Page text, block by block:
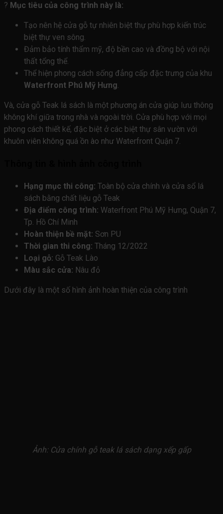
? Mục tiêu của công trình này là:
Tạo nên hệ cửa gỗ tự nhiên biệt thự phù hợp kiến trúc
biệt thự ven sông.
Đảm bảo tính thẩm mỹ, độ bền cao và đồng bộ với nội
thất tổng thể.
Thể hiện phong cách sống đẳng cấp đặc trưng của khu
Waterfront Phú Mỹ Hưng.
Và, cửa gỗ Teak lá sách là một phương án cửa giúp lưu thông
không khí giữa trong nhà và ngoài trời. Cửa phù hợp với mọi
phong cách thiết kế, đặc biệt ở các biệt thự sân vườn với
khuôn viên không quá ồn ào như Waterfront Quận 7.
Hạng mục thi công: Toàn bộ cửa chính và cửa sổ lá
sách bằng chất liệu gỗ Teak
Địa điểm công trình: Waterfront Phú Mỹ Hưng, Quận 7,
Tp. Hồ Chí Minh
Hoàn thiện bề mặt: Sơn PU
Thời gian thi công: Tháng 12/2022
Loại gỗ: Gỗ Teak Lào
Màu sắc cửa: Nâu đỏ
Dưới đây là một số hình ảnh hoàn thiện của công trình
Ảnh: Cửa chính gỗ teak lá sách dạng xếp gấp